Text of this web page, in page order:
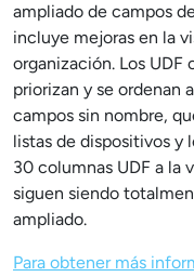
ampliado de campos
incluye mejoras en la
organización. Los UDF
priorizan y se ordenan
campos sin nombre,
listas de dispositivos y
30 columnas UDF a la
siguen siendo
ampliado.
Para obtener más